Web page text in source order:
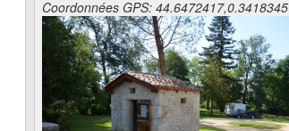
Coordonnées GPS: 44.6472417,0.3418345